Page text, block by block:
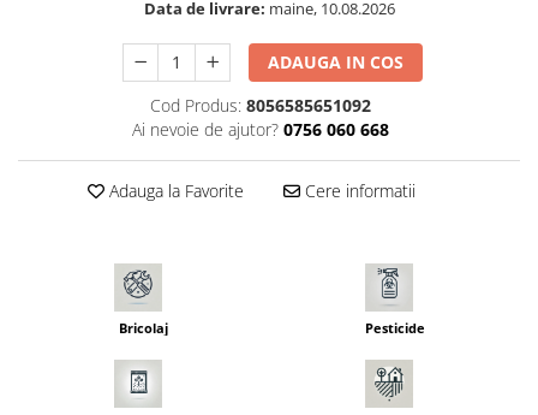
Seminte sfecla
Seminte telina
Seminte Vinete
Seminte pentru germinare
Seminte trifoi
Data de livrare: maine, 10.08.2026
ADAUGA IN COS
Cod Produs: 8056585651092
Ai nevoie de ajutor? 0756 060 668
Adauga la Favorite Cere informatii
Bricolaj Pesticide